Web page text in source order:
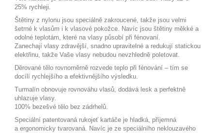
25% rychleji.
Štětiny z nylonu jsou speciálně zakroucené, takže jsou velmi
šetrné k vlasům i k vlasové pokožce. Navíc jsou štětiny měkké a
odolné teplotám, které na vlasy působí při fénovaní.
Zanechají vlasy zdravější, snadno upravitelné a redukují statickou
elektřinu, takže Vaše vlasy nebudou nevzhledně poletovat.
Děrované tělo rovnoměrně rozvede teplo při fénování – tím se
docílí rychlejšího a efektivnějšího výsledku.
Turmalín obnovuje rovnováhu vlasů, dodává lesk a perfektně
uhlazuje vlasy.
100% bezešvé tělo bez zádrhelů.
Speciální patentovaná rukojeť kartáče je hladká, příjemná
a ergonomicky tvarovaná. Navíc je ze speciálního neklouzavého